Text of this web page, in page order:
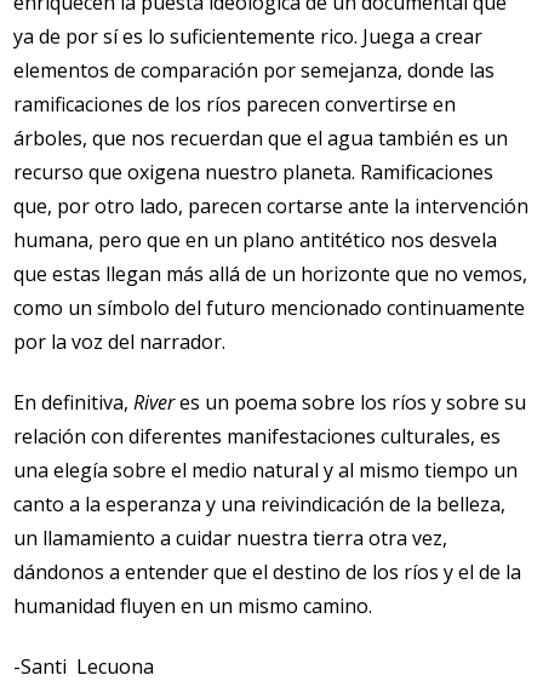
ya de por sí es lo suficientemente rico. Juega a crear
elementos de comparación por semejanza, donde las
ramificaciones de los ríos parecen convertirse en
árboles, que nos recuerdan que el agua también es un
recurso que oxigena nuestro planeta. Ramificaciones
que, por otro lado, parecen cortarse ante la intervención
humana, pero que en un plano antitético nos desvela
que estas llegan más allá de un horizonte que no vemos,
como un símbolo del futuro mencionado continuamente
por la voz del narrador.
En definitiva,Riveres un poema sobre los ríos y sobre su
relación con diferentes manifestaciones culturales, es
una elegía sobre el medio natural y al mismo tiempo un
canto a la esperanza y una reivindicación de la belleza,
un llamamiento a cuidar nuestra tierra otra vez,
dándonos a entender que el destino de los ríos y el de la
humanidad fluyen en un mismo camino.
-Santi Lecuona